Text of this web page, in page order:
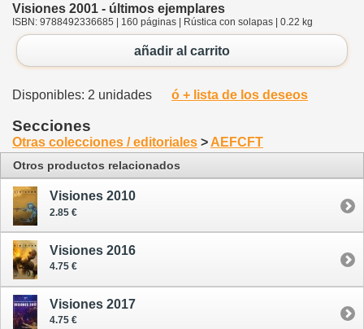
Visiones 2001 - últimos ejemplares
ISBN: 9788492336685 | 160 páginas | Rústica con solapas | 0.22 kg
añadir al carrito
Disponibles: 2 unidades ó + lista de los deseos
Secciones
Otras colecciones / editoriales > AEFCFT
Otros productos relacionados
Visiones 2010
2.85 €
Visiones 2016
4.75 €
Visiones 2017
4.75 €